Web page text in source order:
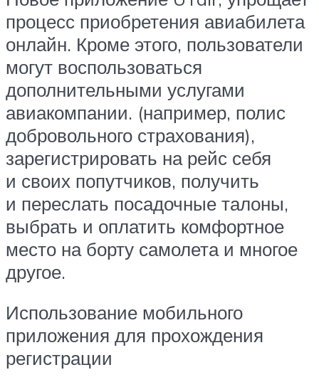
процесс приобретения авиабилета
онлайн. Кроме этого, пользователи
могут воспользоваться
дополнительными услугами
авиакомпании. (например, полис
добровольного страхования),
зарегистрировать на рейс себя
и своих попутчиков, получить
и переслать посадочные талоны,
выбрать и оплатить комфортное
место на борту самолета и многое
другое.
Использование мобильного
приложения для прохождения
регистрации